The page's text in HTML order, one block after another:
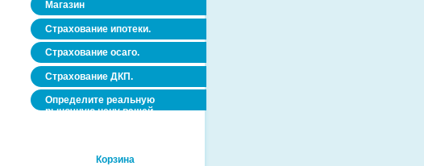
Магазин
Страхование ипотеки.
Страхование осаго.
Страхование ДКП.
Определите реальную
рыночную цену вашей
Корзина